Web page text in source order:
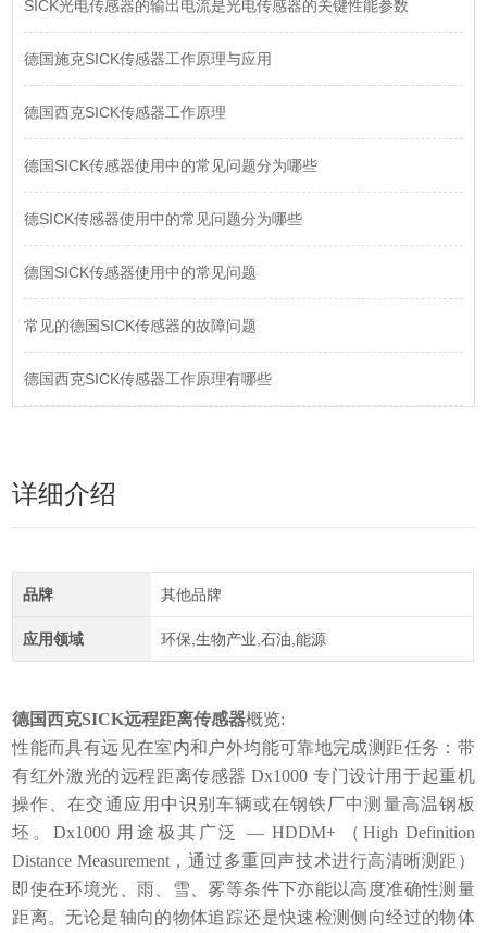
SICK光电传感器的输出电流是光电传感器的关键性能参数
德国施克SICK传感器工作原理与应用
德国西克SICK传感器工作原理
德国SICK传感器使用中的常见问题分为哪些
德SICK传感器使用中的常见问题分为哪些
德国SICK传感器使用中的常见问题
常见的德国SICK传感器的故障问题
德国西克SICK传感器工作原理有哪些
详细介绍
品牌 其他品牌
应用领域 环保,生物产业,石油,能源
德国西克SICK远程距离传感器概览:
性能而具有远见在室内和户外均能可靠地完成测距任务：带
有红外激光的远程距离传感器 Dx1000 专门设计用于起重机
操作、在交通应用中识别车辆或在钢铁厂中测量高温钢板
坯。Dx1000 用途极其广泛 — HDDM+ （High Definition
Distance Measurement，通过多重回声技术进行高清晰测距）
即使在环境光、雨、雪、雾等条件下亦能以高度准确性测量
距离。无论是轴向的物体追踪还是快速检测侧向经过的物体